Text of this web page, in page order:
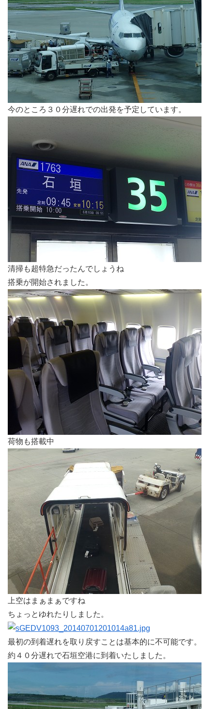
今のところ３０分遅れでの出発を予定しています。
清掃も超特急だったんでしょうね
搭乗が開始されました。
荷物も搭載中
上空はまぁまぁですね
ちょっとゆれたりしました。
最初の到着遅れを取り戻すことは基本的に不可能です。
約４０分遅れで石垣空港に到着いたしました。